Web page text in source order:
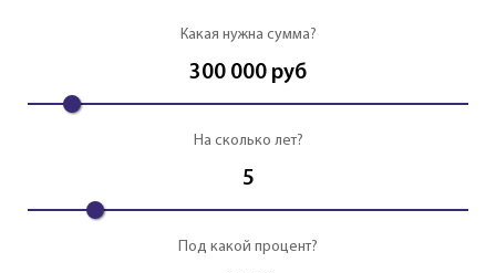
Какая нужна сумма?
300 000 руб
На сколько лет?
5
Под какой процент?